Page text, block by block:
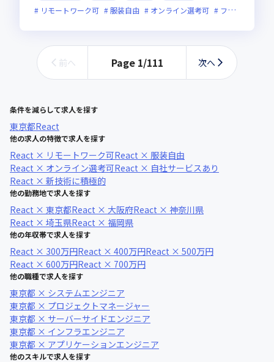
リモートワーク可
服装自由 オンライン選考可 フレックス制度あり
前へ Page 1/111 次へ
条件を減らして求人を探す
東京都React
他の求人の特徴で求人を探す
React × リモートワーク可React × 服装自由
React × オンライン選考可React × 自社サービスあり
React × 新技術に積極的
他の勤務地で求人を探す
React × 東京都React × 大阪府React × 神奈川県
React × 埼玉県React × 福岡県
他の年収帯で求人を探す
React × 300万円React × 400万円React × 500万円
React × 600万円React × 700万円
他の職種で求人を探す
東京都 × システムエンジニア
東京都 × プロジェクトマネージャー
東京都 × サーバーサイドエンジニア
東京都 × インフラエンジニア
東京都 × アプリケーションエンジニア
他のスキルで求人を探す